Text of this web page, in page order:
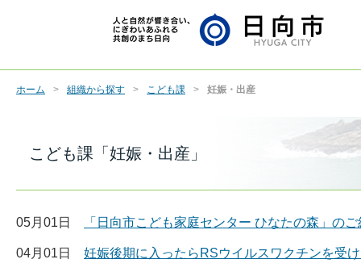
ホーム 組織から探す こども課 妊娠・出産
こども課「妊娠・出産」
05月01日 「日向市こども家庭センター ひなたの森」の
04月01日 妊娠後期に入ったらRSウイルスワクチンを受